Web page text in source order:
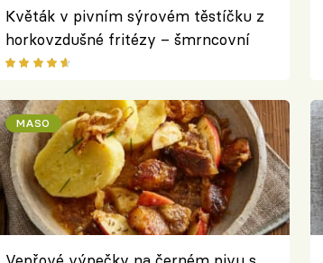
Květák v pivním sýrovém těstíčku z
horkovzdušné fritézy – šmrncovní
variace na oblíbenou klasiku
MASO